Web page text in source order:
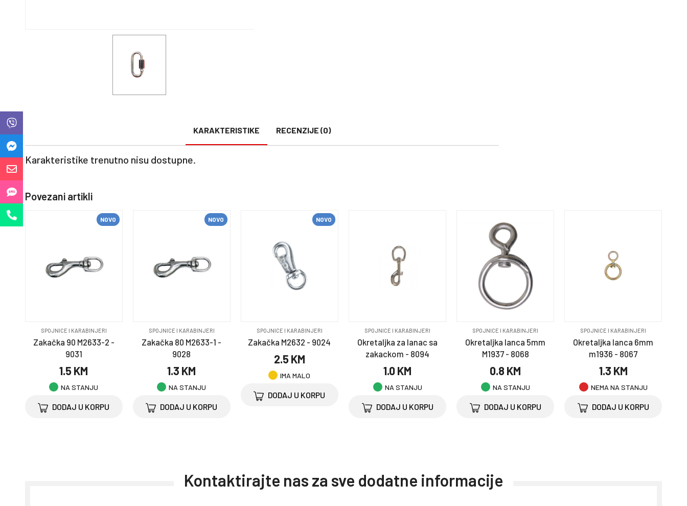
KARAKTERISTIKE RECENZIJE (0)
Karakteristike trenutno nisu dostupne.
Povezani artikli
NOVO
SPOJNICE I KARABINJERI
Zakačka 90 M2633-2 -
9031
1.5 KM
NA STANJU
DODAJ U KORPU
NOVO
SPOJNICE I KARABINJERI
Zakačka 80 M2633-1 -
9028
1.3 KM
NA STANJU
DODAJ U KORPU
NOVO
SPOJNICE I KARABINJERI
Zakačka M2632 - 9024
2.5 KM
IMA MALO
DODAJ U KORPU
SPOJNICE I KARABINJERI
Okretaljka za lanac sa
zakackom - 8094
1.0 KM
NA STANJU
DODAJ U KORPU
SPOJNICE I KARABINJERI
Okretaljka lanca 5mm
M1937 - 8068
0.8 KM
NA STANJU
DODAJ U KORPU
SPOJNICE I KARABINJERI
Okretaljka lanca 6mm
m1936 - 8067
1.3 KM
NEMA NA STANJU
DODAJ U KORPU
Kontaktirajte nas za sve dodatne informacije